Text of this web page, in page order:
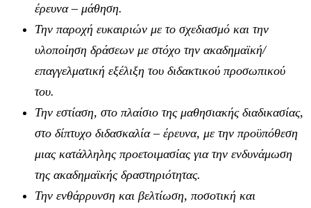
έρευνα – μάθηση.
Την παροχή ευκαιριών με το σχεδιασμό και την
υλοποίηση δράσεων με στόχο την ακαδημαϊκή/
επαγγελματική εξέλιξη του διδακτικού προσωπικού
του.
Την εστίαση, στο πλαίσιο της μαθησιακής διαδικασίας,
στο δίπτυχο διδασκαλία – έρευνα, με την προϋπόθεση
μιας κατάλληλης προετοιμασίας για την ενδυνάμωση
της ακαδημαϊκής δραστηριότητας.
Την ενθάρρυνση και βελτίωση, ποσοτική και